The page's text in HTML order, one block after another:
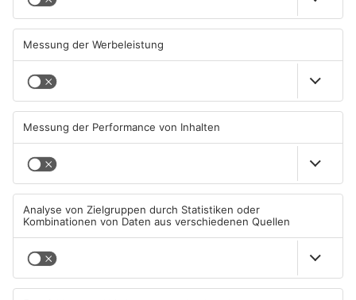
im Main-Kinzig-Kreis und in
Hanau
06.08.2026, 11:33 UHR IN MAIN-
KINZIG-KREIS
05.08.2026, 07:31 UHR IN MAIN-
KINZIG-KREIS